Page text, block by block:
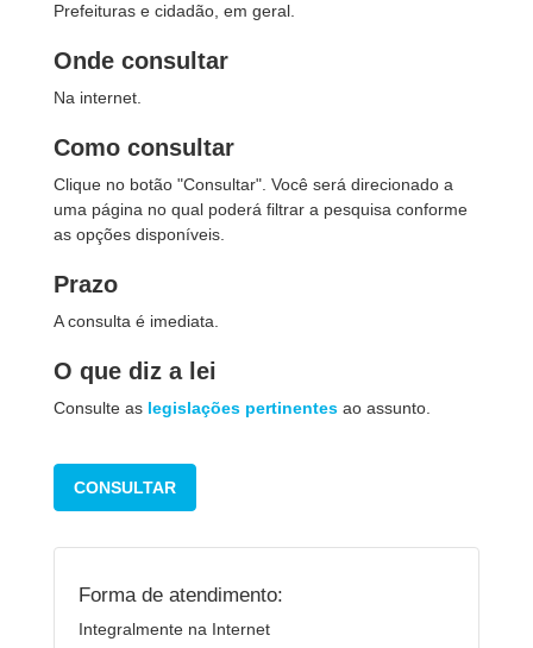
Prefeituras e cidadão, em geral.
Onde consultar
Na internet.
Como consultar
Clique no botão "Consultar". Você será direcionado a
uma página no qual poderá filtrar a pesquisa conforme
as opções disponíveis.
Prazo
A consulta é imediata.
O que diz a lei
Consulte as legislações pertinentes ao assunto.
CONSULTAR
Forma de atendimento:
Integralmente na Internet